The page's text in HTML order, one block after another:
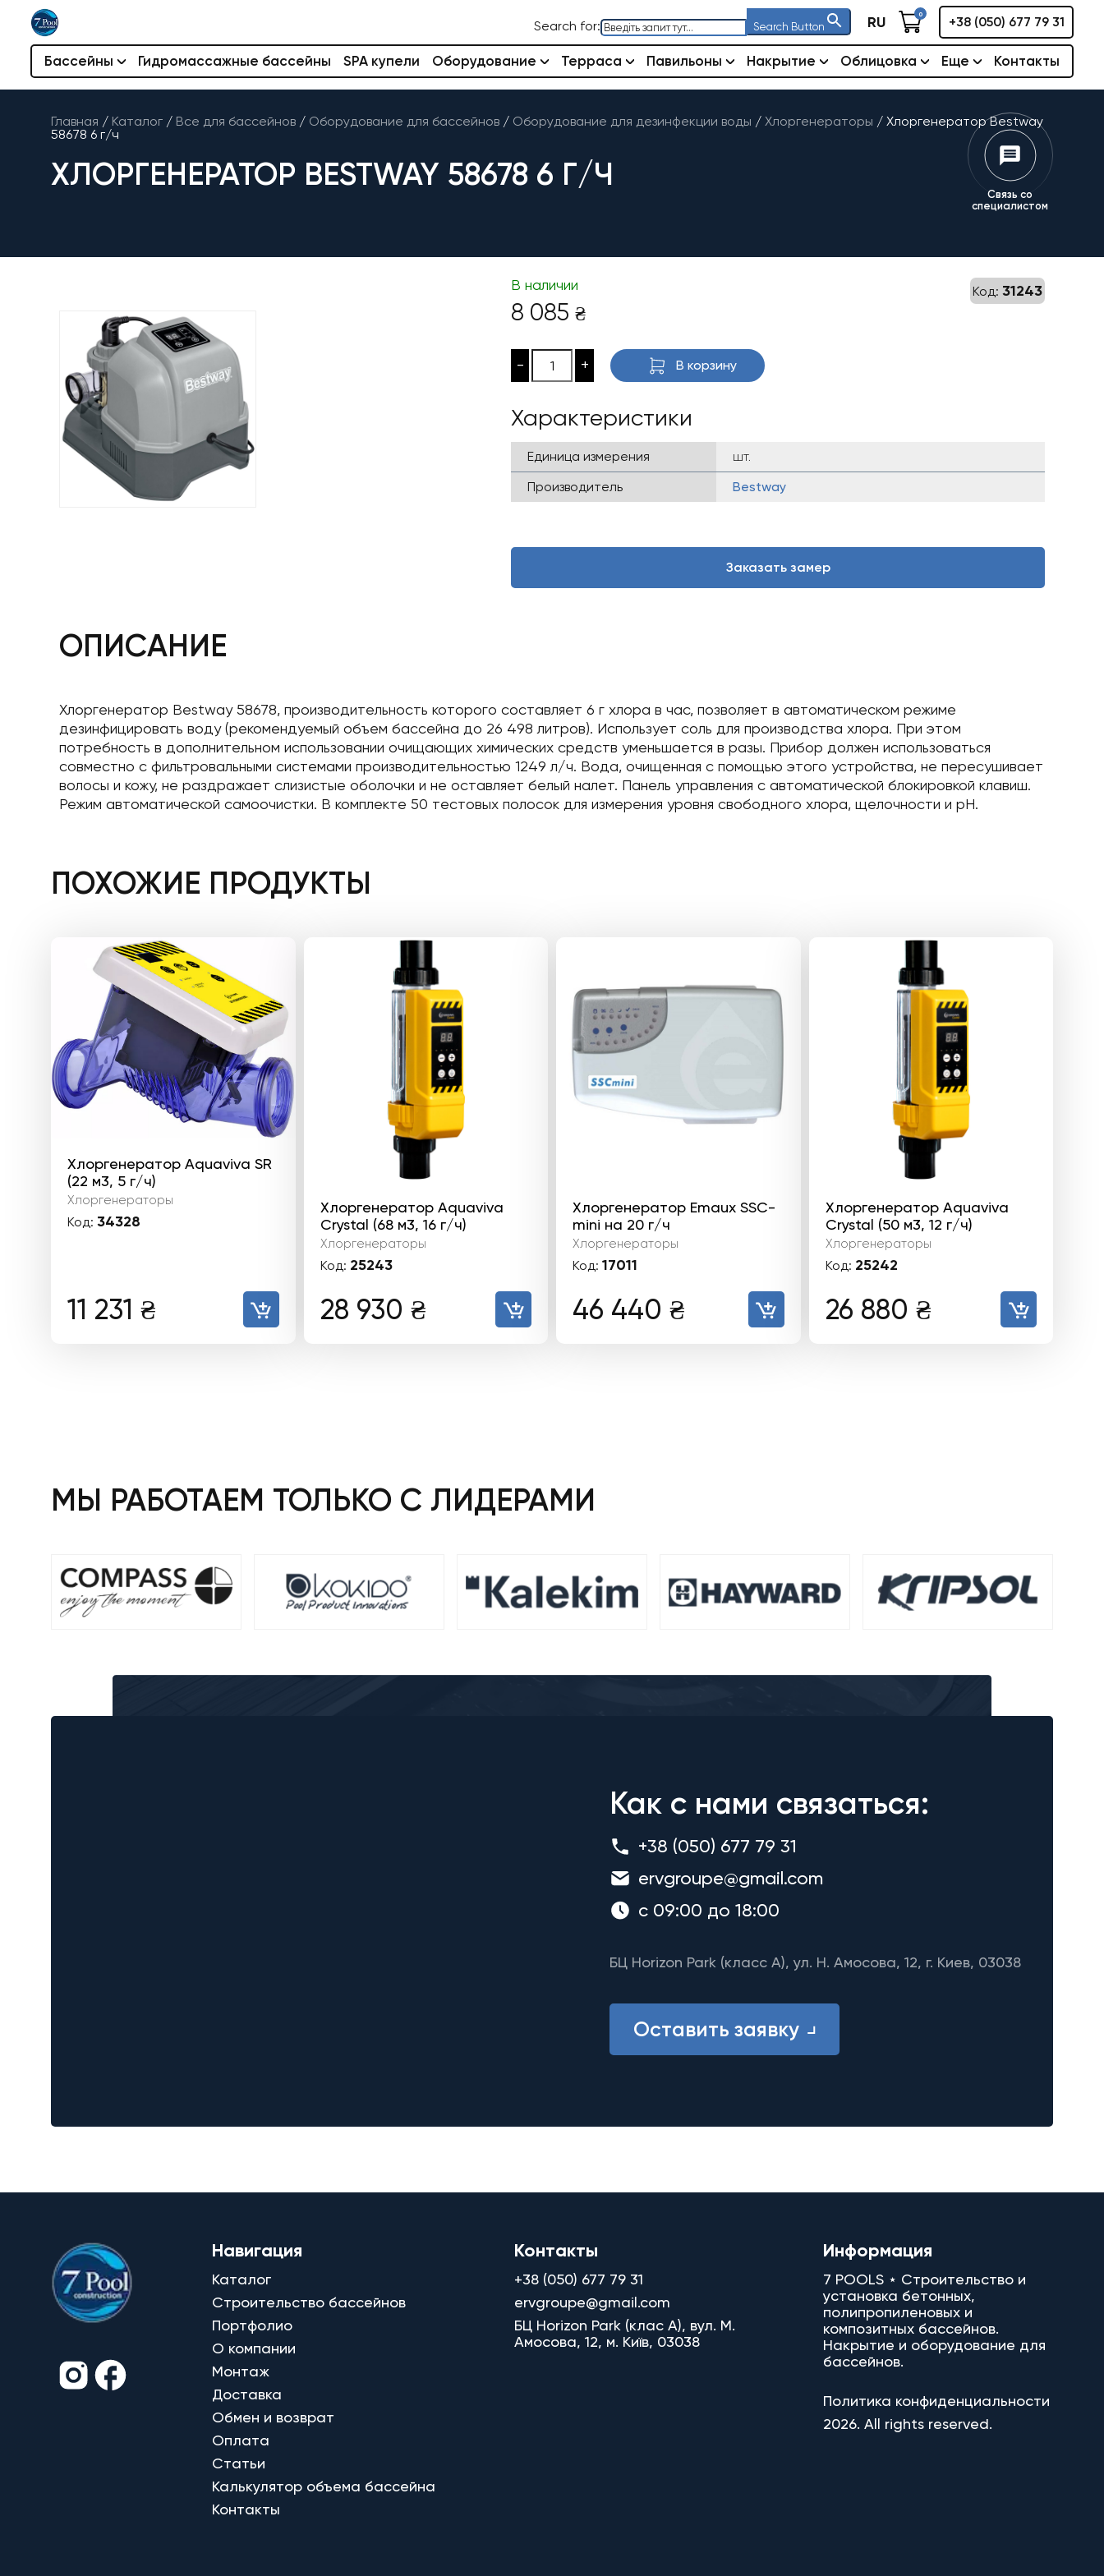
Search for: Search Button RU 0
+38 (050) 677 79 31
Бассейны Гидромассажные бассейны SPA купели Оборудование Терраса Павильоны Накрытие Облицовка Еще Контакты
Главная / Каталог / Все для бассейнов / Оборудование для бассейнов / Оборудование для дезинфекции воды / Хлоргенераторы / Хлоргенератор Bestway
58678 6 г/ч
ХЛОРГЕНЕРАТОР BESTWAY 58678 6 Г/Ч
Связь со
специалистом
Код: 31243
В наличии
8 085 ₴
- + В корзину
Характеристики
Единица измерения
шт.
Производитель
Bestway
Заказать замер
ОПИСАНИЕ
Хлоргенератор Bestway 58678, производительность которого составляет 6 г хлора в час, позволяет в автоматическом режиме
дезинфицировать воду (рекомендуемый объем бассейна до 26 498 литров). Использует соль для производства хлора. При этом
потребность в дополнительном использовании очищающих химических средств уменьшается в разы. Прибор должен использоваться
совместно с фильтровальными системами производительностью 1249 л/ч. Вода, очищенная с помощью этого устройства, не пересушивает
волосы и кожу, не раздражает слизистые оболочки и не оставляет белый налет. Панель управления с автоматической блокировкой клавиш.
Режим автоматической самоочистки. В комплекте 50 тестовых полосок для измерения уровня свободного хлора, щелочности и pH.
ПОХОЖИЕ ПРОДУКТЫ
Хлоргенератор Aquaviva SR
(22 м3, 5 г/ч)
Хлоргенераторы
Код: 34328
11 231 ₴
Хлоргенератор Aquaviva
Crystal (68 м3, 16 г/ч)
Хлоргенераторы
Код: 25243
28 930 ₴
Хлоргенератор Emaux SSC-
mini на 20 г/ч
Хлоргенераторы
Код: 17011
46 440 ₴
Хлоргенератор Aquaviva
Crystal (50 м3, 12 г/ч)
Хлоргенераторы
Код: 25242
26 880 ₴
МЫ РАБОТАЕМ ТОЛЬКО С ЛИДЕРАМИ
Как с нами связаться:
+38 (050) 677 79 31
ervgroupe@gmail.com
с 09:00 до 18:00
БЦ Horizon Park (класс A), ул. Н. Амосова, 12, г. Киев, 03038
Оставить заявку
Навигация
Каталог
Строительство бассейнов
Портфолио
О компании
Монтаж
Доставка
Обмен и возврат
Оплата
Статьи
Калькулятор объема бассейна
Контакты
Контакты
+38 (050) 677 79 31
ervgroupe@gmail.com
БЦ Horizon Park (клас A), вул. М.
Амосова, 12, м. Київ, 03038
Информация
7 POOLS ⋆ Строительство и
установка бетонных,
полипропиленовых и
композитных бассейнов.
Накрытие и оборудование для
бассейнов.
Политика конфиденциальности
2026. All rights reserved.